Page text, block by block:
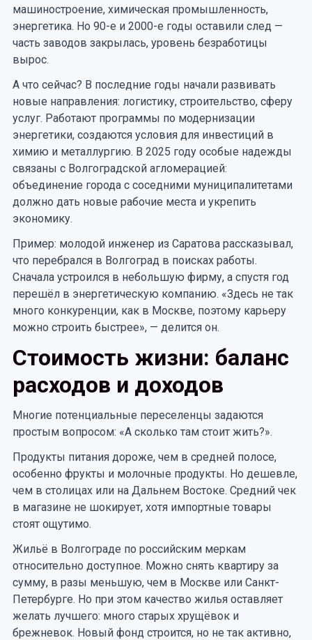
машиностроение, химическая промышленность,
энергетика. Но 90-е и 2000-е годы оставили след —
часть заводов закрылась, уровень безработицы
вырос.
А что сейчас? В последние годы начали развивать
новые направления: логистику, строительство, сферу
услуг. Работают программы по модернизации
энергетики, создаются условия для инвестиций в
химию и металлургию. В 2025 году особые надежды
связаны с Волгоградской агломерацией:
объединение города с соседними муниципалитетами
должно дать новые рабочие места и укрепить
экономику.
Пример: молодой инженер из Саратова рассказывал,
что перебрался в Волгоград в поисках работы.
Сначала устроился в небольшую фирму, а спустя год
перешёл в энергетическую компанию. «Здесь не так
много конкуренции, как в Москве, поэтому карьеру
можно строить быстрее», — делится он.
Стоимость жизни: баланс
расходов и доходов
Многие потенциальные переселенцы задаются
простым вопросом: «А сколько там стоит жить?».
Продукты питания дороже, чем в средней полосе,
особенно фрукты и молочные продукты. Но дешевле,
чем в столицах или на Дальнем Востоке. Средний чек
в магазине не шокирует, хотя импортные товары
стоят ощутимо.
Жильё в Волгограде по российским меркам
относительно доступное. Можно снять квартиру за
сумму, в разы меньшую, чем в Москве или Санкт-
Петербурге. Но при этом качество жилья оставляет
желать лучшего: много старых хрущёвок и
брежневок. Новый фонд строится, но не так активно,